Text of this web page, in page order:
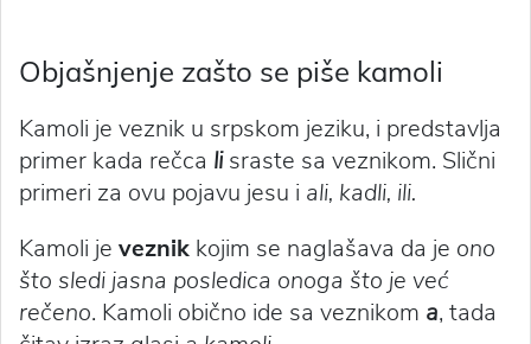
Objašnjenje zašto se piše kamoli
Kamoli je veznik u srpskom jeziku, i predstavlja
primer kada rečca lisraste sa veznikom. Slični
primeri za ovu pojavu jesu i ali, kadli, ili.
Kamoli je veznik kojim se naglašava da je ono
što sledi jasna posledica onoga što je već
rečeno. Kamoli obično ide sa veznikom a, tada